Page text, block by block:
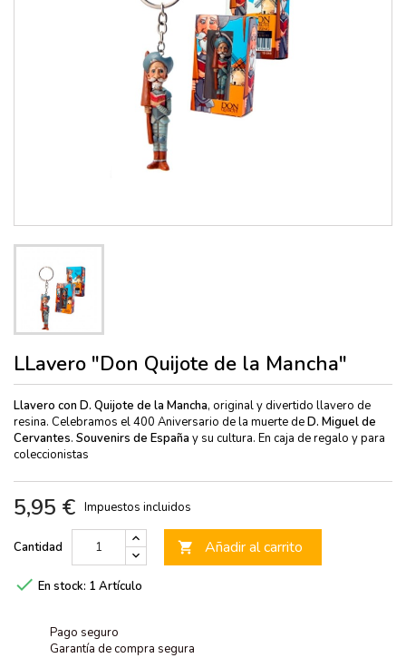
LLavero "Don Quijote de la Mancha"
Llavero con D. Quijote de la Mancha, original y divertido llavero de
resina. Celebramos el 400 Aniversario de la muerte deD. Miguel de
Cervantes. Souvenirs de España y su cultura. En caja de regalo y para
coleccionistas
5,95 € Impuestos incluidos
Cantidad  Añadir al carrito
 En stock: 1 Artículo
Pago seguro
Garantía de compra segura